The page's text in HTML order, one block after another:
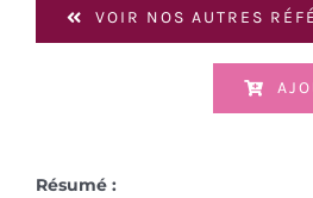
VOIR NOS AUTRES
Résumé :